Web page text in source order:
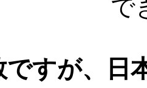
で
ですが、日